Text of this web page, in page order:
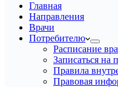
Главная
Направления
Врачи
Потребителю
Расписание
Записаться на
Правила
Правовая